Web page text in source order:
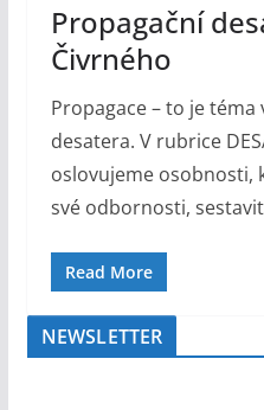
Propagační
Čivrného
Propagace – to je
desatera. V rubrice
oslovujeme osobnosti,
své odbornosti, sestavit
Read More
NEWSLETTER